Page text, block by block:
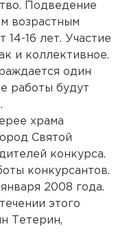
Подведение
возрастным
14-16 лет. Участие
и коллективное.
один
работы будут
храма
Святой
конкурса.
конкурсантов.
2008 года.
этого
Тетерин,